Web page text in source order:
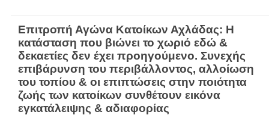
Επιτροπή Αγώνα Κατοίκων Αχλάδας: Η
κατάσταση που βιώνει το χωριό εδώ &
δεκαετίες δεν έχει προηγούμενο. Συνεχής
επιβάρυνση του περιβάλλοντος, αλλοίωση
του τοπίου & οι επιπτώσεις στην ποιότητα
ζωής των κατοίκων συνθέτουν εικόνα
εγκατάλειψης & αδιαφορίας